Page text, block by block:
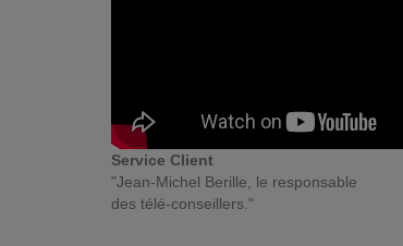
Service Client
"Jean-Michel Berille, le responsable
des télé-conseillers."